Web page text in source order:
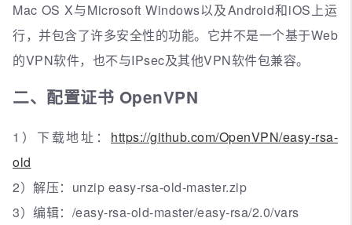
Mac OS X与Microsoft Windows以及Android和iOS上运
行，并包含了许多安全性的功能。它并不是一个基于Web
的VPN软件，也不与IPsec及其他VPN软件包兼容。
二、配置证书 OpenVPN
1）下载地址： https://github.com/OpenVPN/easy-rsa-
old
2）解压：unzip easy-rsa-old-master.zip
3）编辑：/easy-rsa-old-master/easy-rsa/2.0/vars